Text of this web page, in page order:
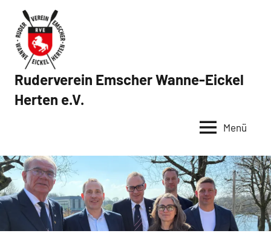
Inhalt
springen
Ruderverein Emscher Wanne-Eickel
Herten e.V.
Menü